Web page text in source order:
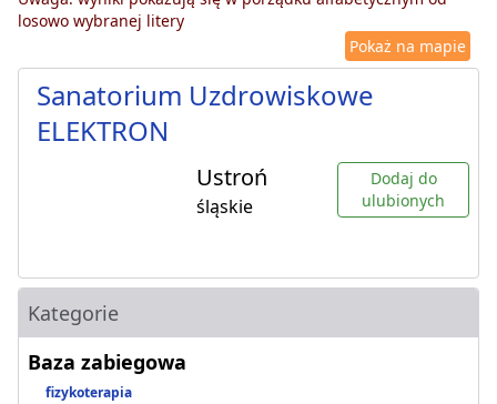
losowo wybranej litery
Pokaż na mapie
Sanatorium Uzdrowiskowe
ELEKTRON
Ustroń
śląskie
Dodaj do
ulubionych
Kategorie
Baza zabiegowa
fizykoterapia